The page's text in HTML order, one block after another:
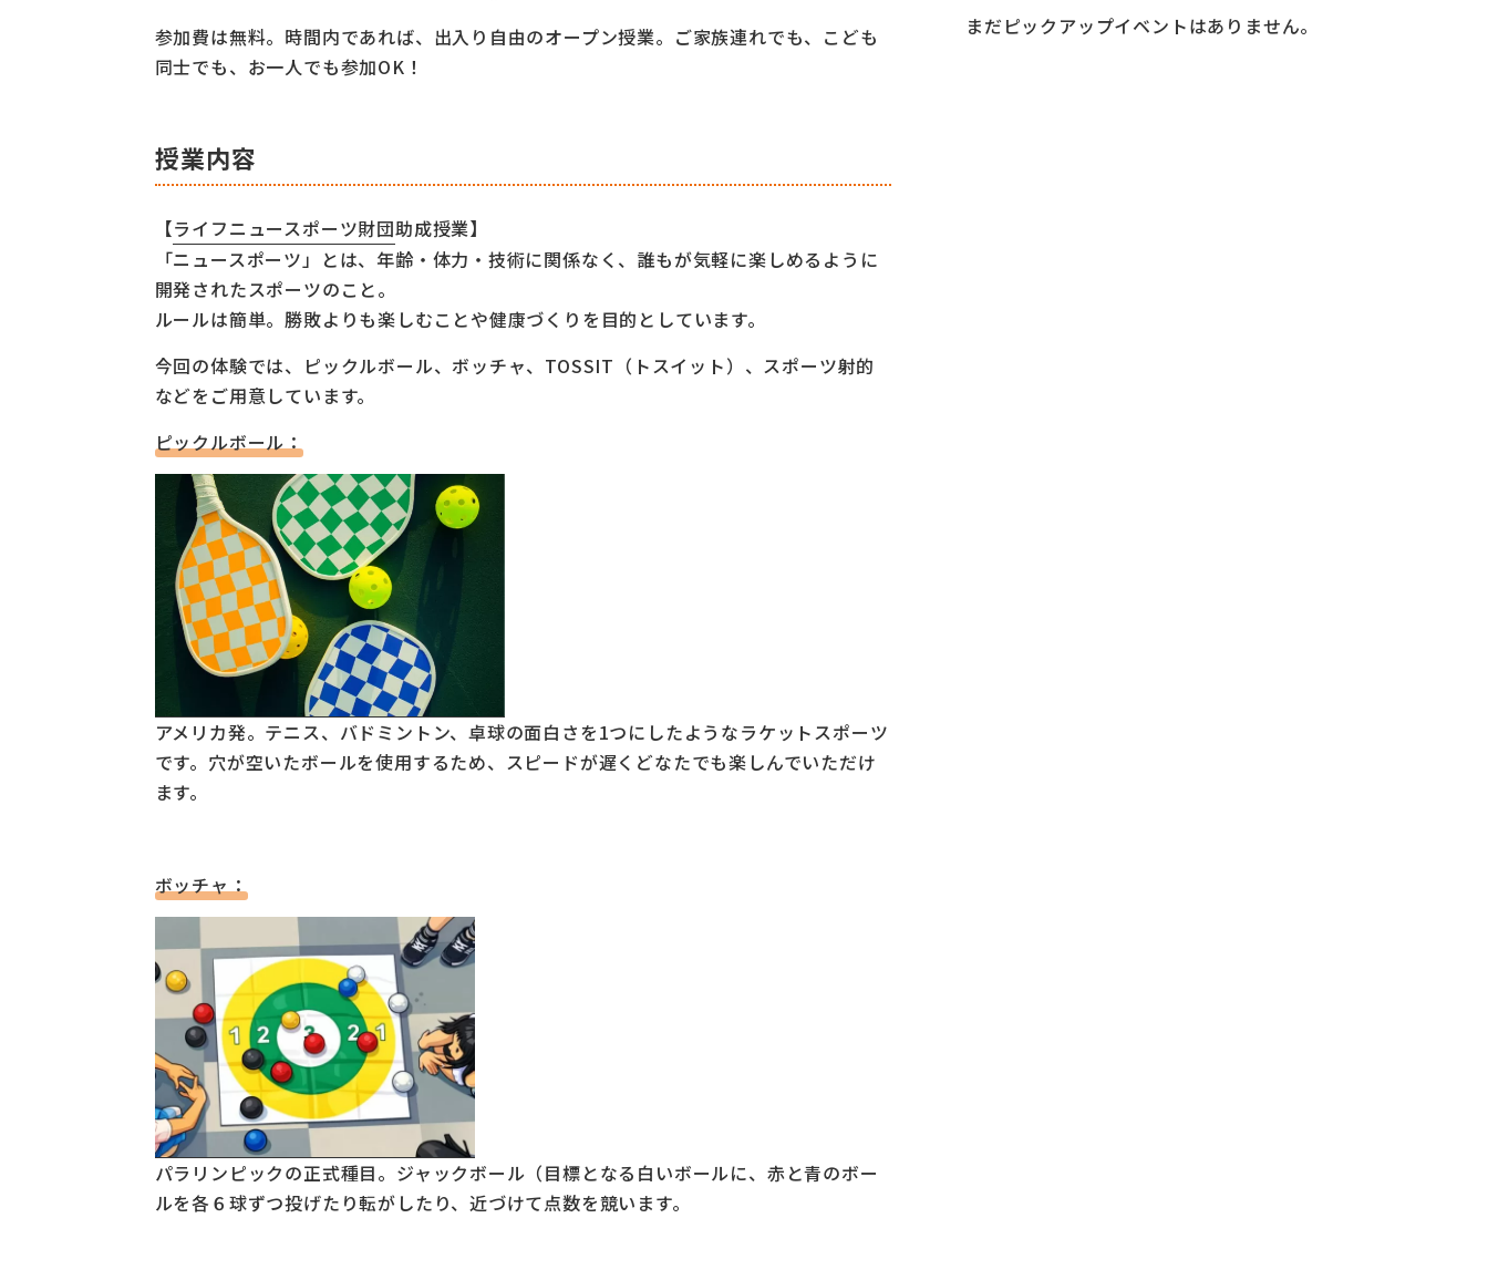
参加費は無料。時間内であれば、出入り自由のオープン授業。ご家族連れでも、こども
同士でも、お一人でも参加OK！
授業内容
【ライフニュースポーツ財団助成授業】
「ニュースポーツ」とは、年齢・体力・技術に関係なく、誰もが気軽に楽しめるように
開発されたスポーツのこと。
ルールは簡単。勝敗よりも楽しむことや健康づくりを目的としています。
今回の体験では、ピックルボール、ボッチャ、TOSSIT（トスイット）、スポーツ射的
などをご用意しています。
ピックルボール：
アメリカ発。テニス、バドミントン、卓球の面白さを1つにしたようなラケットスポーツ
です。穴が空いたボールを使用するため、スピードが遅くどなたでも楽しんでいただけ
ます。
ボッチャ：
パラリンピックの正式種目。ジャックボール（目標となる白いボールに、赤と青のボー
ルを各６球ずつ投げたり転がしたり、近づけて点数を競います。
まだピックアップイベントはありません。